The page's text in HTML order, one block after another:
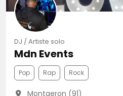
DJ / Artiste solo
Mdn Events
Pop Rap Rock
Montgeron (91)